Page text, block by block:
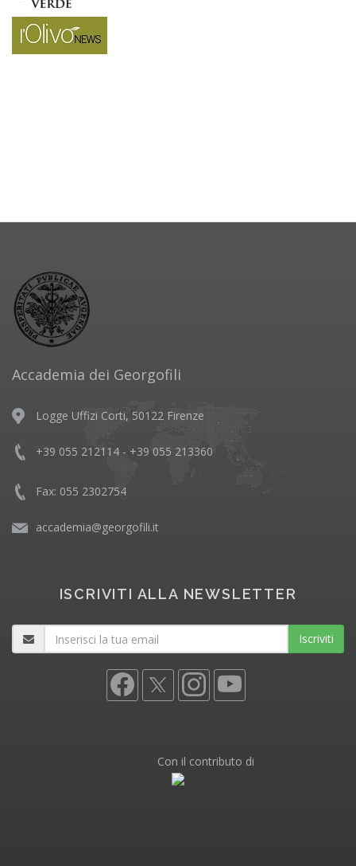
Accademia dei Georgofili
Logge Uffizi Corti, 50122 Firenze
+39 055 212114 - +39 055 213360
Fax: 055 2302754
accademia@georgofili.it
ISCRIVITI ALLA NEWSLETTER
Iscriviti
Con il contributo di